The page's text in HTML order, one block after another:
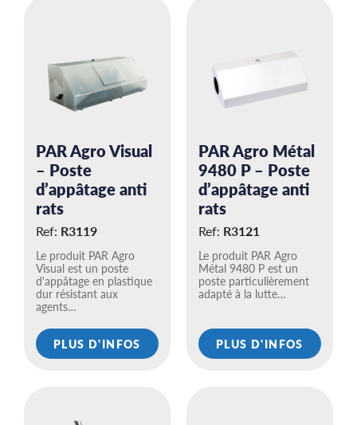
PAR Agro Visual
– Poste
d’appâtage anti
rats
Ref: R3119
Le produit PAR Agro
Visual est un poste
d'appâtage en plastique
dur résistant aux
agents…
PLUS D'INFOS
PAR Agro Métal
9480 P – Poste
d’appâtage anti
rats
Ref: R3121
Le produit PAR Agro
Métal 9480 P est un
poste particulièrement
adapté à la lutte…
PLUS D'INFOS